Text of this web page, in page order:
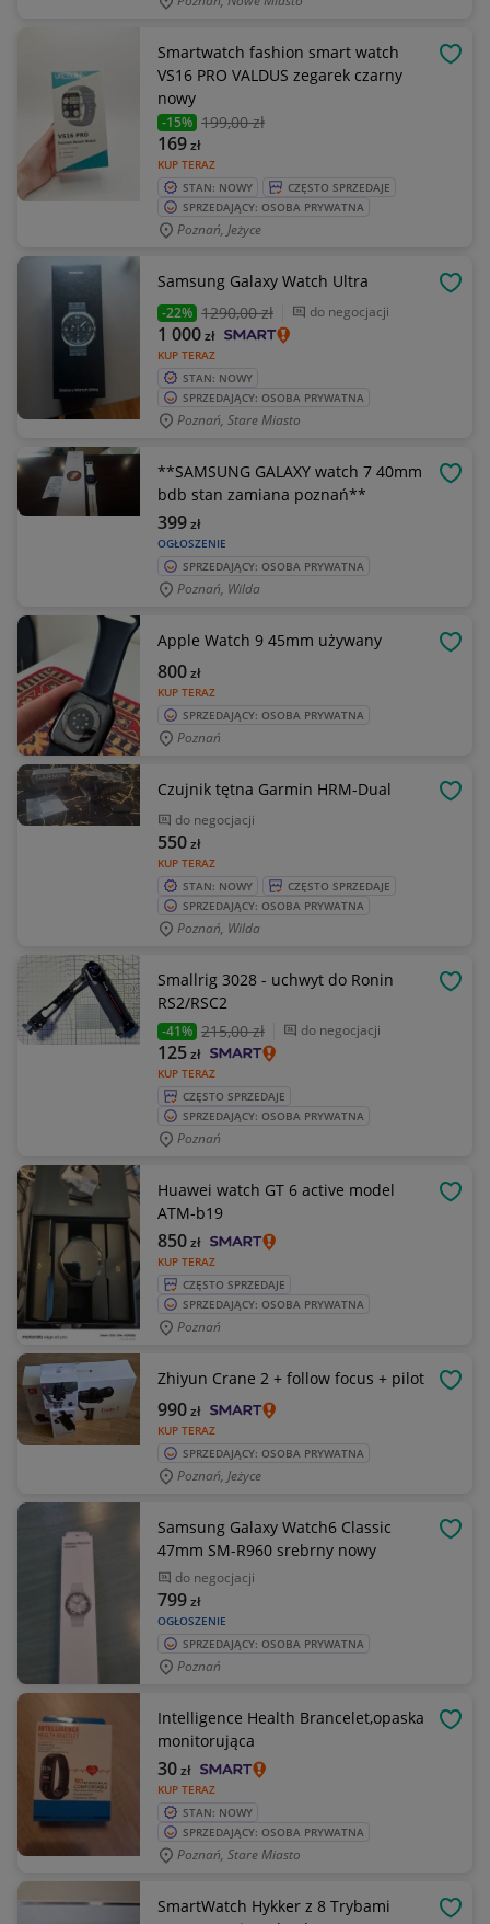
Smartwatch fashion smart watch
VS16 PRO VALDUS zegarek czarny
nowy
-15% 199,00 zł
KUP TERAZ
169zł
STAN: NOWY
CZĘSTO SPRZEDAJE
SPRZEDAJĄCY: OSOBA PRYWATNA
Poznań, Jeżyce
Samsung Galaxy Watch Ultra
-22% 1290,00 zł do negocjacji
KUP TERAZ
1 000zł
STAN: NOWY
SPRZEDAJĄCY: OSOBA PRYWATNA
Poznań, Stare Miasto
**SAMSUNG GALAXY watch 7 40mm
bdb stan zamiana poznań**
OGŁOSZENIE
399zł
SPRZEDAJĄCY: OSOBA PRYWATNA
Poznań, Wilda
Apple Watch 9 45mm używany
KUP TERAZ
800zł
SPRZEDAJĄCY: OSOBA PRYWATNA
Poznań
Czujnik tętna Garmin HRM-Dual
do negocjacji
KUP TERAZ
550zł
STAN: NOWY
CZĘSTO SPRZEDAJE
SPRZEDAJĄCY: OSOBA PRYWATNA
Poznań, Wilda
Smallrig 3028 - uchwyt do Ronin
RS2/RSC2
-41% 215,00 zł do negocjacji
KUP TERAZ
125zł
CZĘSTO SPRZEDAJE
SPRZEDAJĄCY: OSOBA PRYWATNA
Poznań
Huawei watch GT 6 active model
ATM-b19
KUP TERAZ
850zł
CZĘSTO SPRZEDAJE
SPRZEDAJĄCY: OSOBA PRYWATNA
Poznań
Zhiyun Crane 2 + follow focus + pilot
KUP TERAZ
990zł
SPRZEDAJĄCY: OSOBA PRYWATNA
Poznań, Jeżyce
Samsung Galaxy Watch6 Classic
47mm SM-R960 srebrny nowy
do negocjacji
OGŁOSZENIE
799zł
SPRZEDAJĄCY: OSOBA PRYWATNA
Poznań
Intelligence Health Brancelet,opaska
monitorująca
KUP TERAZ
30zł
STAN: NOWY
SPRZEDAJĄCY: OSOBA PRYWATNA
Poznań, Stare Miasto
SmartWatch Hykker z 8 Trybami